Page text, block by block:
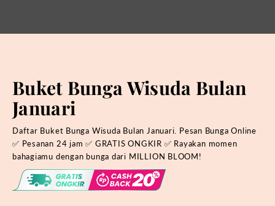
Buket Bunga Wisuda Bulan
Januari
Daftar Buket Bunga Wisuda Bulan Januari. Pesan Bunga Online
✅ Pesanan 24 jam ✅ GRATIS ONGKIR ✅ Rayakan momen
bahagiamu dengan bunga dari MILLION BLOOM!